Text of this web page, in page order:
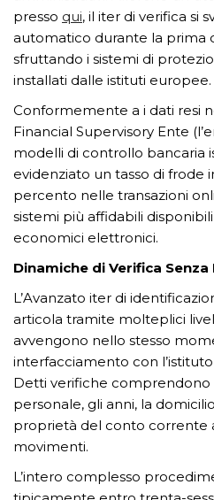
presso qui, il iter di verifica si
automatico durante la prima
sfruttando i sistemi di
installati dalle istituti europee.
Conformemente a i dati resi
Financial Supervisory Ente
modelli di controllo bancaria
evidenziato un tasso di frode
percento nelle transazioni
sistemi più affidabili
economici elettronici.
Dinamiche di Verifica
L’Avanzato iter di
articola tramite molteplici
avvengono nello stesso
interfacciamento con
Detti verifiche comprendono
personale, gli anni, la
proprietà del conto corrente
movimenti.
L’intero complesso